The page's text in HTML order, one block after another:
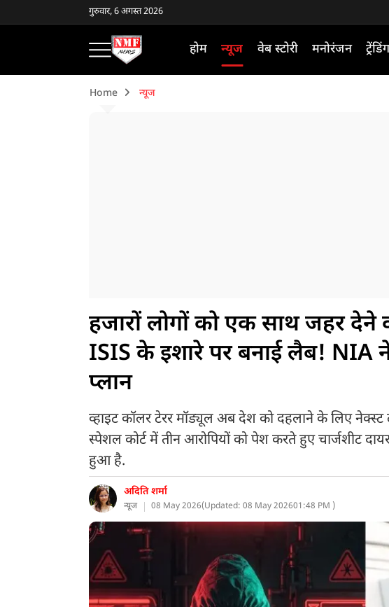
गुरुवार, 6 अगस्त 2026
होम न्यूज वेब स्टोरी मनोरंजन
Home न्यूज
हजारों लोगों को एक साथ जहर देने
ISIS के इशारे पर बनाई लैब! NIA
प्लान
व्हाइट कॉलर टेरर मॉड्यूल अब देश को दहलाने के लिए
स्पेशल कोर्ट में तीन आरोपियों को पेश करते हुए चार्जशीट
हुआ है.
अदिति शर्मा
न्यूज 08 May 2026(Updated: 08 May 202601:48 PM )